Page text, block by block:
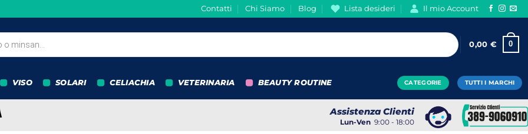
Contatti Chi Siamo Blog Lista desideri Il mio Account
0,00 € 0
VISO SOLARI CELIACHIA VETERINARIA BEAUTY ROUTINE CATEGORIE TUTTI I MARCHI
Assistenza Clienti
Lun-Ven 9:00 - 18:00